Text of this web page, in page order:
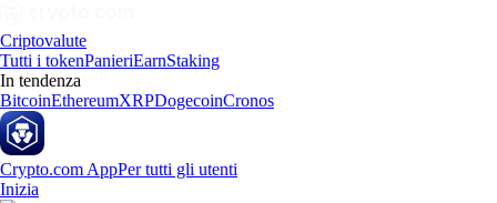
Criptovalute
Tutti i tokenPanieriEarnStaking
In tendenza
BitcoinEthereumXRPDogecoinCronos
Crypto.com AppPer tutti gli utenti
Inizia